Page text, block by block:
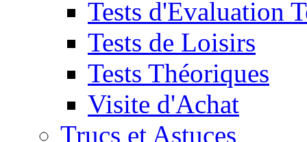
Tests d'Evaluation
Tests de Loisirs
Tests Théoriques
Visite d'Achat
Trucs et Astuces